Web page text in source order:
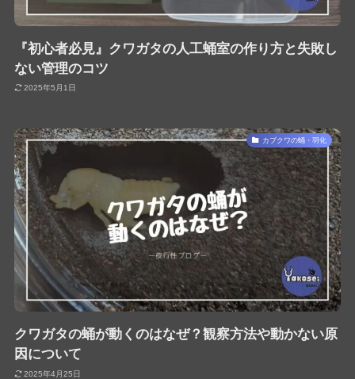
『初心者必見』クワガタの人工蛹室の作り方と失敗し
ない管理のコツ
2025年5月1日
カブクワの蛹・羽化
クワガタの蛹が動くのはなぜ？観察方法や動かない原
因について
2025年4月25日